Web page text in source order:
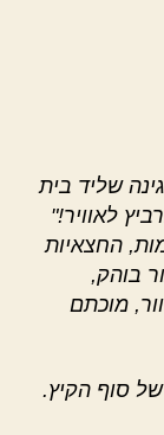
שליד בית
לאוויר!"
החצאיות
בוהק,
מוכתם
של סוף הקיץ.